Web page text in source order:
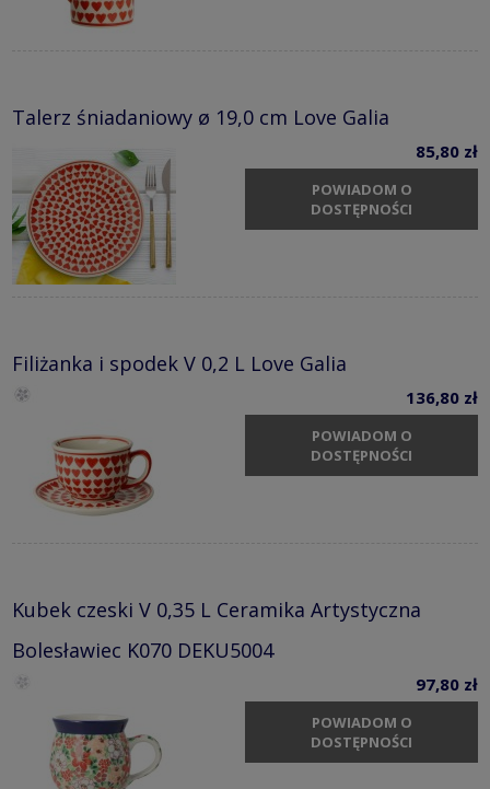
Talerz śniadaniowy ø 19,0 cm Love Galia
85,80 zł
POWIADOM O
DOSTĘPNOŚCI
Filiżanka i spodek V 0,2 L Love Galia
136,80 zł
POWIADOM O
DOSTĘPNOŚCI
Kubek czeski V 0,35 L Ceramika Artystyczna
Bolesławiec K070 DEKU5004
97,80 zł
POWIADOM O
DOSTĘPNOŚCI